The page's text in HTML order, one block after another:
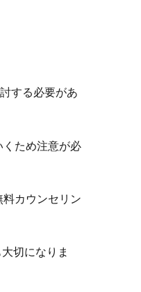
する必要があ
ため注意が必
カウンセリン
切になりま